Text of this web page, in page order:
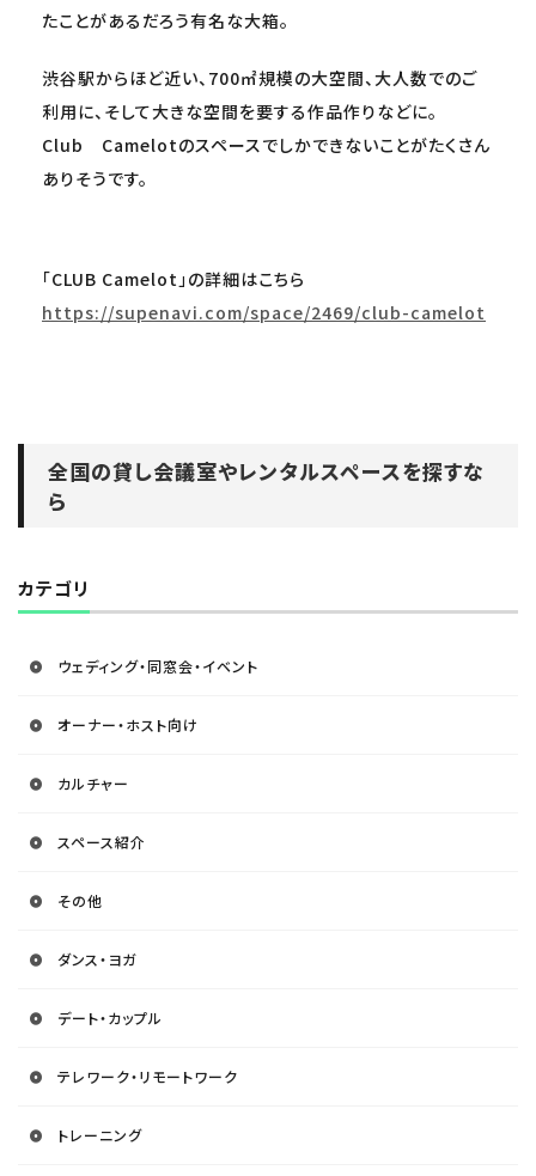
たことがあるだろう有名な大箱。
渋谷駅からほど近い、700㎡規模の大空間、大人数でのご
利用に、そして大きな空間を要する作品作りなどに。
Club Camelotのスペースでしかできないことがたくさん
ありそうです。
「CLUB Camelot」の詳細はこちら
https://supenavi.com/space/2469/club-camelot
全国の貸し会議室やレンタルスペースを探すな
ら
カテゴリ
ウェディング・同窓会・イベント
オーナー・ホスト向け
カルチャー
スペース紹介
その他
ダンス・ヨガ
デート・カップル
テレワーク・リモートワーク
トレーニング